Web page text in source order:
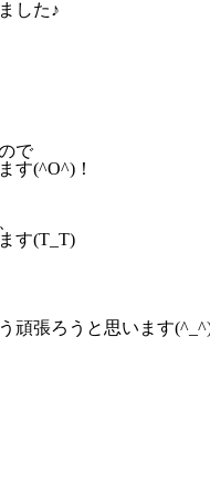
した♪
で
す(^O^)！
す(T_T)
頑張ろうと思います